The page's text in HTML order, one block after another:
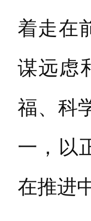
着走在
谋远虑
福、科
一，以
在推进